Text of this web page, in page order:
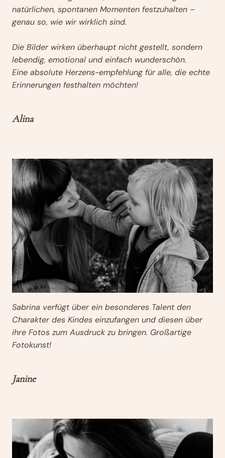
natürlichen, spontanen Momenten festzuhalten –
genau so, wie wir wirklich sind.
Die Bilder wirken überhaupt nicht gestellt, sondern
lebendig, emotional und einfach wunderschön.
Eine absolute Herzens-empfehlung für alle, die echte
Erinnerungen festhalten möchten!
Alina
Sabrina verfügt über ein besonderes Talent den
Charakter des Kindes einzufangen und diesen über
ihre Fotos zum Ausdruck zu bringen. Großartige
Fotokunst!
Janine